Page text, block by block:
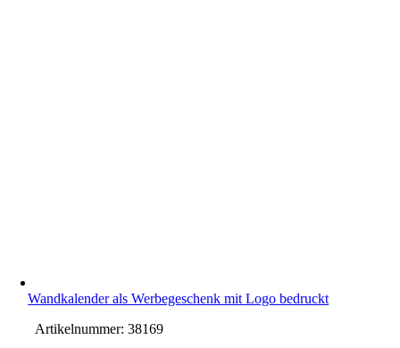
Wandkalender als Werbegeschenk mit Logo bedruckt
Artikelnummer:38169